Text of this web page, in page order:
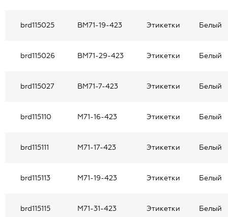
brd115025 BM71-19-423 Этикетки Белый
brd115026 BM71-29-423 Этикетки Белый
brd115027 BM71-7-423 Этикетки Белый
brd115110 M71-16-423 Этикетки Белый
brd115111 M71-17-423 Этикетки Белый
brd115113 M71-19-423 Этикетки Белый
brd115115 M71-31-423 Этикетки Белый